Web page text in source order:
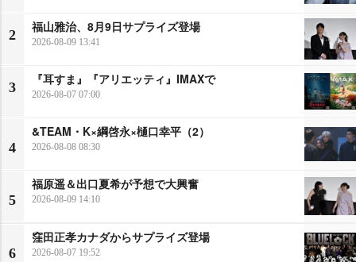
2
福山雅治、8月9日サプライズ登場
2026-08-09 13:41
3
『耳すま』『アリエッティ』IMAXで
2026-08-07 07:00
4
&TEAM・K×綱啓永×樋口幸平（2）
2026-08-08 08:30
5
福原遥＆出口夏希が予想で大興奮
2026-08-09 14:10
6
窪田正孝カナダからサプライズ登場
2026-08-07 19:52